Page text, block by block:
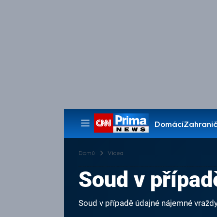
Domácí
Pořady
Domů Videa
Soud v
Soud v případě údajné nájemné